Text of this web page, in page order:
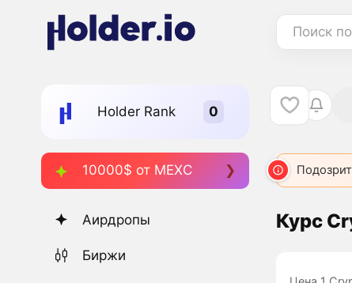
Поиск
Holder Rank
10000$ от MEXC
Аирдропы
Биржи
Курс